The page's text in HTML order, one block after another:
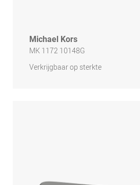
Michael Kors
MK 1172 10148G
Verkrijgbaar op sterkte